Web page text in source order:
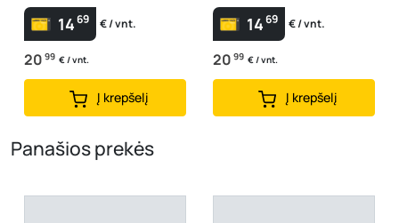
1469 € / vnt.
20 99 € / vnt.
Į krepšelį
1469 € / vnt.
20 99 € / vnt.
Į krepšelį
Panašios prekės